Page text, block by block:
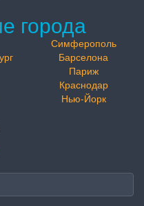
города
Симферополь
Барселона
Париж
Краснодар
Нью-Йорк